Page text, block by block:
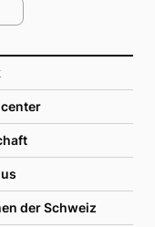
der Schweiz